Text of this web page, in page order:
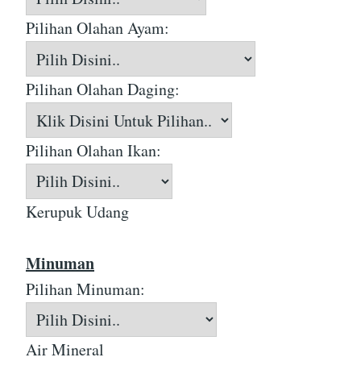
Pilihan Olahan Ayam:
Pilihan Olahan Daging:
Pilihan Olahan Ikan:
Kerupuk Udang
Minuman
Pilihan Minuman:
Air Mineral